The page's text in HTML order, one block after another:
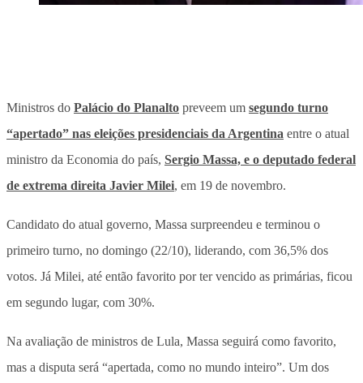
Ministros do Palácio do Planalto preveem um segundo turno
“apertado” nas eleições presidenciais da Argentina entre o atual
ministro da Economia do país, Sergio Massa, e o deputado federal
de extrema direita Javier Milei, em 19 de novembro.
Candidato do atual governo, Massa surpreendeu e terminou o
primeiro turno, no domingo (22/10), liderando, com 36,5% dos
votos. Já Milei, até então favorito por ter vencido as primárias, ficou
em segundo lugar, com 30%.
Na avaliação de ministros de Lula, Massa seguirá como favorito,
mas a disputa será “apertada, como no mundo inteiro”. Um dos